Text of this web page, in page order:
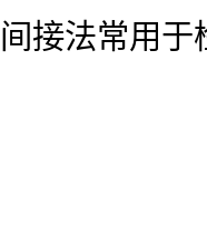
间接法常用于